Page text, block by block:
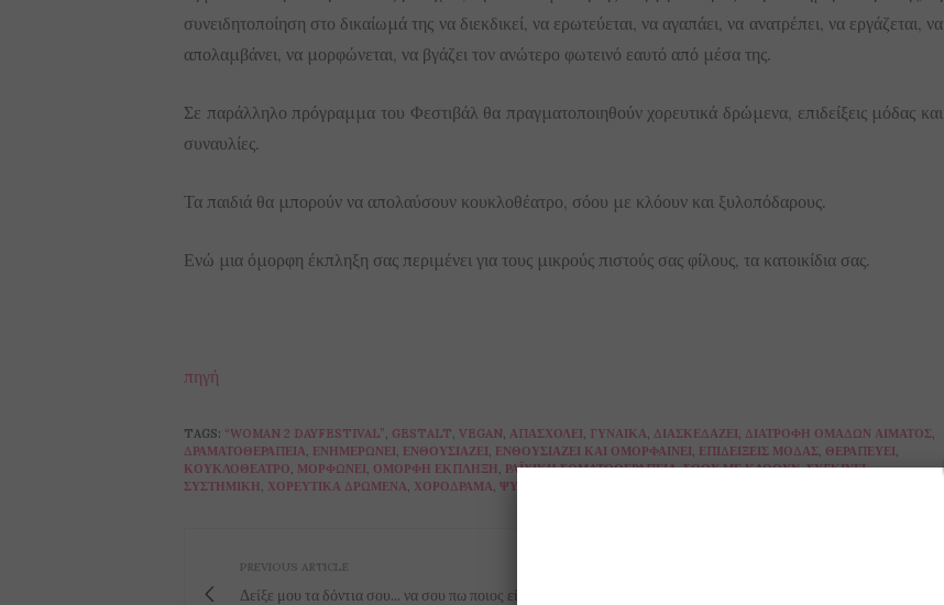
συνειδητοποίηση στο δικαίωμά της να διεκδικεί, να ερωτεύεται, να αγαπάει, να ανατρέπει, να εργάζεται, να
απολαμβάνει, να μορφώνεται, να βγάζει τον ανώτερο φωτεινό εαυτό από μέσα της.
Σε παράλληλο πρόγραμμα του Φεστιβάλ θα πραγματοποιηθούν χορευτικά δρώμενα, επιδείξεις μόδας και
συναυλίες.
Τα παιδιά θα μπορούν να απολαύσουν κουκλοθέατρο, σόου με κλόουν και ξυλοπόδαρους.
Ενώ μια όμορφη έκπληξη σας περιμένει για τους μικρούς πιστούς σας φίλους, τα κατοικίδια σας.
πηγή
TAGS: “WOMAN 2 DAYFESTIVAL”, GESTALT, VEGAN, ΑΠΑΣΧΟΛΕΊ, ΓΥΝΑΊΚΑ, ΔΙΑΣΚΕΔΆΖΕΙ, ΔΙΑΤΡΟΦΉ ΟΜΆΔΩΝ ΑΊΜΑΤΟΣ,
ΔΡΑΜΑΤΟΘΕΡΑΠΕΊΑ, ΕΝΗΜΕΡΏΝΕΙ, ΕΝΘΟΥΣΙΆΖΕΙ, ΕΝΘΟΥΣΙΆΖΕΙ ΚΑΙ ΟΜΟΡΦΑΊΝΕΙ, ΕΠΙΔΕΊΞΕΙΣ ΜΌΔΑΣ, ΘΕΡΑΠΕΎΕΙ,
ΚΟΥΚΛΟΘΈΑΤΡΟ, ΜΟΡΦΏΝΕΙ, ΌΜΟΡΦΗ ΈΚΠΛΗΞΗ, ΡΑΪΧΙΚΉ ΣΩΜΑΤΟΘΕΡΑΠΕΊΑ,ΣΌΟΥ ΜΕ ΚΛΌΟΥΝ,ΣΥΓΚΙΝΕΊ,
ΣΥΣΤΗΜΙΚΉ, ΧΟΡΕΥΤΙΚΆ ΔΡΏΜΕΝΑ, ΧΟΡΌΔΡΑΜΑ, ΨΥΧΑΓΩΓΕΊ
PREVIOUS ARTICLE
Δείξε μου τα δόντια σου... να σου πω ποιος είσαι!!